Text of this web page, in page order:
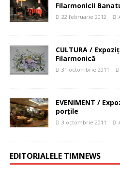
Filarmonicii
22 februarie 2012
CULTURA /
Filarmonică
31 octombrie 2011
EVENIMENT /
porţile
3 octombrie 2011
EDITORIALELE TIMNEWS